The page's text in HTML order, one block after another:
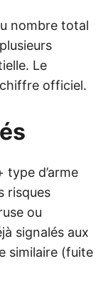
nombre total
Le
chiffre officiel.
type d’arme
risques
ou
signalés aux
similaire (fuite